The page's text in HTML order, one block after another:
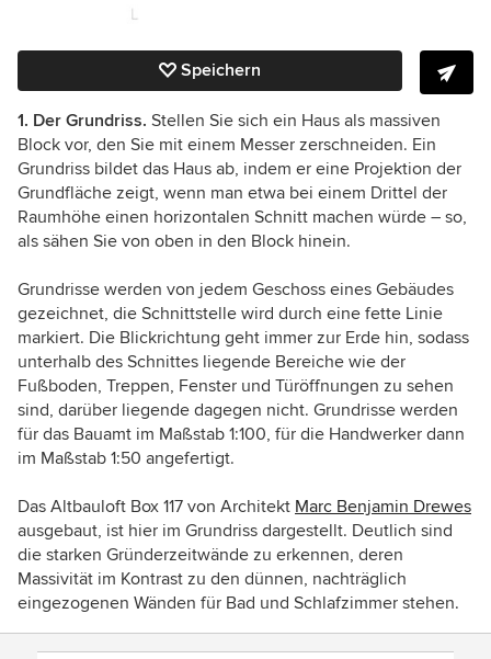
Speichern
1. Der Grundriss. Stellen Sie sich ein Haus als massiven
Block vor, den Sie mit einem Messer zerschneiden. Ein
Grundriss bildet das Haus ab, indem er eine Projektion der
Grundfläche zeigt, wenn man etwa bei einem Drittel der
Raumhöhe einen horizontalen Schnitt machen würde – so,
als sähen Sie von oben in den Block hinein.
Grundrisse werden von jedem Geschoss eines Gebäudes
gezeichnet, die Schnittstelle wird durch eine fette Linie
markiert. Die Blickrichtung geht immer zur Erde hin, sodass
unterhalb des Schnittes liegende Bereiche wie der
Fußboden, Treppen, Fenster und Türöffnungen zu sehen
sind, darüber liegende dagegen nicht. Grundrisse werden
für das Bauamt im Maßstab 1:100, für die Handwerker dann
im Maßstab 1:50 angefertigt.
Das Altbauloft Box 117 von Architekt Marc Benjamin Drewes
ausgebaut, ist hier im Grundriss dargestellt. Deutlich sind
die starken Gründerzeitwände zu erkennen, deren
Massivität im Kontrast zu den dünnen, nachträglich
eingezogenen Wänden für Bad und Schlafzimmer stehen.